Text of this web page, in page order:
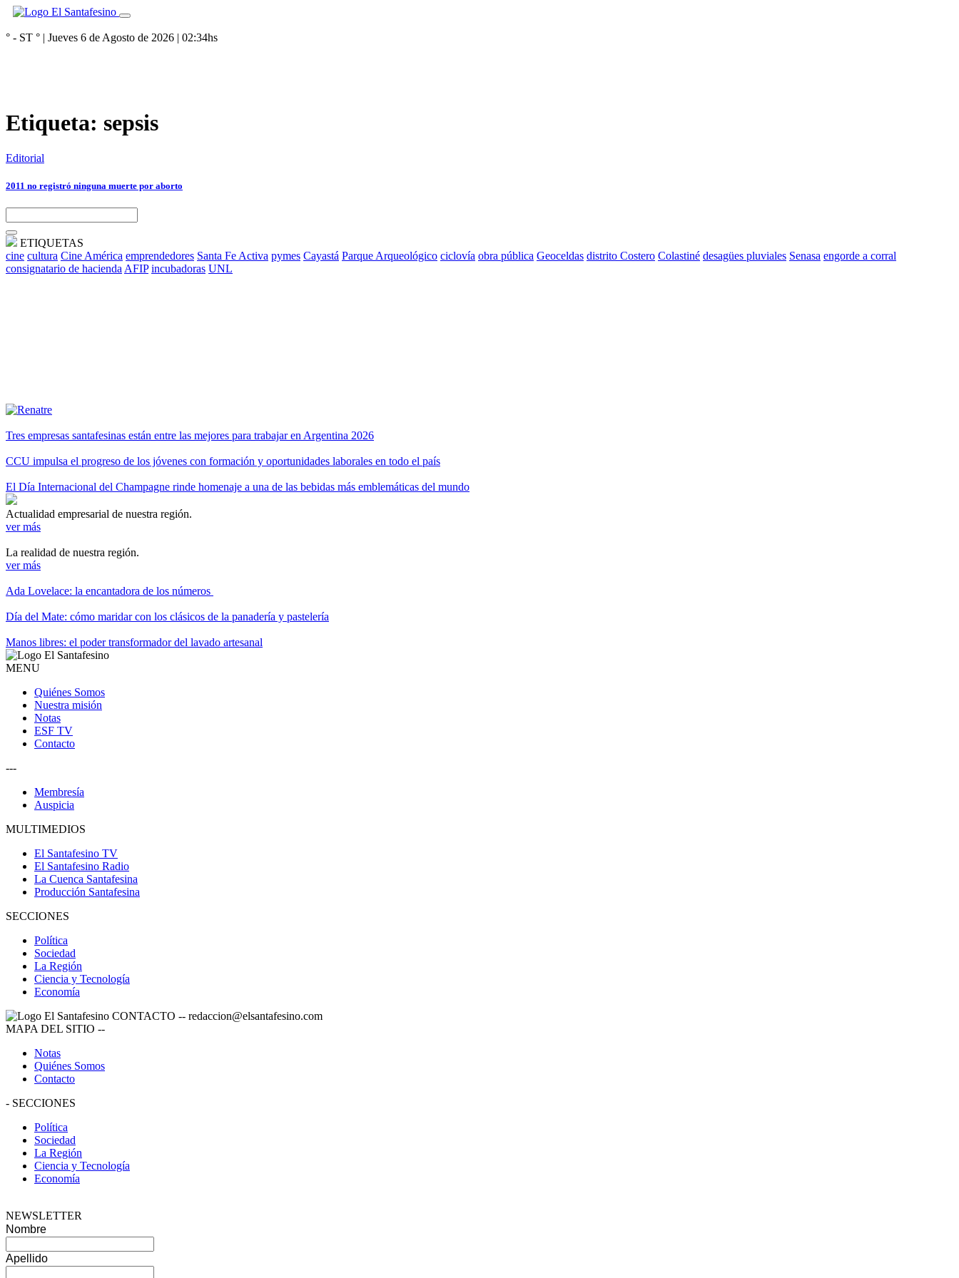
° - ST ° | Jueves 6 de Agosto de 2026 | 02:34hs
Etiqueta: sepsis
Editorial
2011 no registró ninguna muerte por aborto
ETIQUETAS
cine cultura Cine América emprendedores Santa Fe Activa pymes Cayastá Parque Arqueológico ciclovía obra pública Geoceldas distrito Costero Colastiné desagües pluviales Senasa engorde a corral
consignatario de hacienda AFIP incubadoras UNL
Tres empresas santafesinas están entre las mejores para trabajar en Argentina 2026
CCU impulsa el progreso de los jóvenes con formación y oportunidades laborales en todo el país
El Día Internacional del Champagne rinde homenaje a una de las bebidas más emblemáticas del mundo
Actualidad empresarial de nuestra región.
ver más
La realidad de nuestra región.
ver más
Ada Lovelace: la encantadora de los números
Día del Mate: cómo maridar con los clásicos de la panadería y pastelería
Manos libres: el poder transformador del lavado artesanal
MENU
Quiénes Somos
Nuestra misión
Notas
ESF TV
Contacto
---
Membresía
Auspicia
MULTIMEDIOS
El Santafesino TV
El Santafesino Radio
La Cuenca Santafesina
Producción Santafesina
SECCIONES
Política
Sociedad
La Región
Ciencia y Tecnología
Economía
CONTACTO -- redaccion@elsantafesino.com
MAPA DEL SITIO --
Notas
Quiénes Somos
Contacto
- SECCIONES
Política
Sociedad
La Región
Ciencia y Tecnología
Economía
NEWSLETTER
Nombre
Apellido